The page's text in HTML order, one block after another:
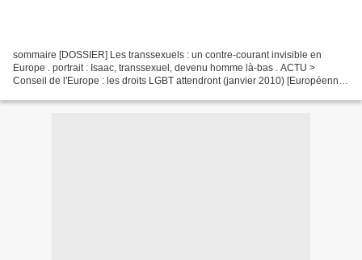
sommaire [DOSSIER] Les transsexuels : un contre-courant invisible en
Europe . portrait : Isaac, transsexuel, devenu homme là-bas . ACTU >
Conseil de l'Europe : les droits LGBT attendront (janvier 2010) [Européennes